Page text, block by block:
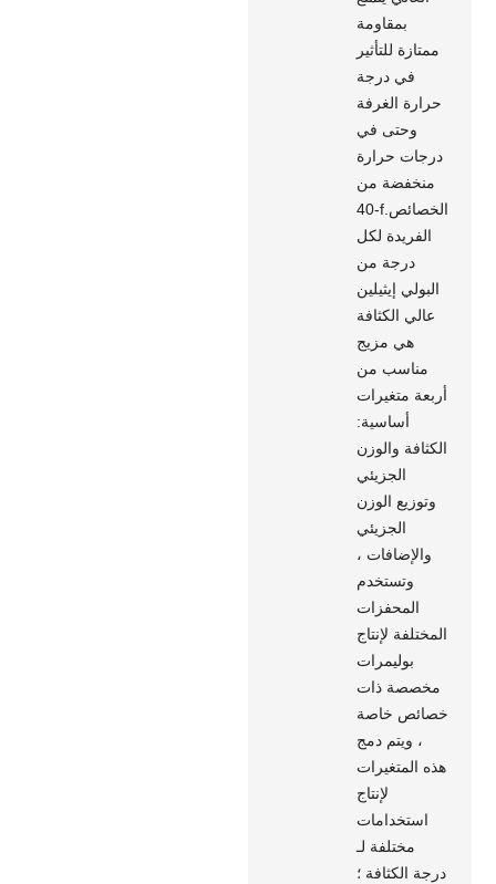
بمقاومة
ممتازة للتأثير
في درجة
حرارة الغرفة
وحتى في
درجات حرارة
منخفضة من
-40f.الخصائص
الفريدة لكل
درجة من
البولي إيثيلين
عالي الكثافة
هي مزيج
مناسب من
أربعة متغيرات
أساسية:
الكثافة والوزن
الجزيئي
وتوزيع الوزن
الجزيئي
والإضافات ،
وتستخدم
المحفزات
المختلفة لإنتاج
بوليمرات
مخصصة ذات
خصائص خاصة
، ويتم دمج
هذه المتغيرات
لإنتاج
استخدامات
مختلفة لـ
درجة الكثافة ؛